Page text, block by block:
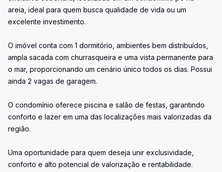
areia, ideal para quem busca qualidade de vida ou um
excelente investimento.
O imóvel conta com 1 dormitório, ambientes bem distribuídos,
ampla sacada com churrasqueira e uma vista permanente para
o mar, proporcionando um cenário único todos os dias. Possui
ainda 2 vagas de garagem.
O condomínio oferece piscina e salão de festas, garantindo
conforto e lazer em uma das localizações mais valorizadas da
região.
Uma oportunidade para quem deseja unir exclusividade,
conforto e alto potencial de valorização e rentabilidade.